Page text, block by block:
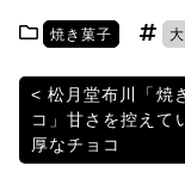
焼き菓子
投
稿
松月堂布川「焼
コ」甘さを控えて
厚なチョコ